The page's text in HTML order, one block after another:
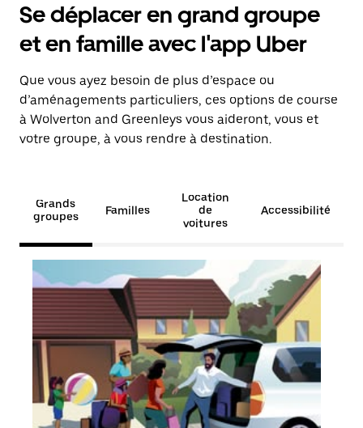
Se déplacer en grand groupe
et en famille avec l'app Uber
Que vous ayez besoin de plus d’espace ou
d’aménagements particuliers, ces options de course
à Wolverton and Greenleys vous aideront, vous et
votre groupe, à vous rendre à destination.
Grands
groupes
Familles
Location
de
voitures
Accessibilité